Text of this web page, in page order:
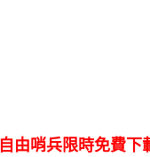
由哨兵限時免費下